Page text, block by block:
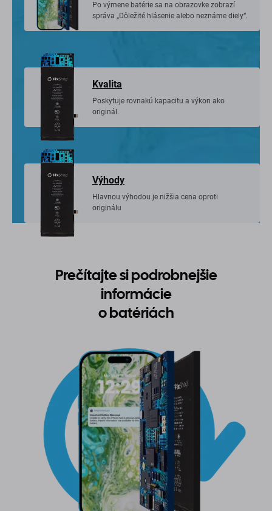
Po výmene batérie sa na obrazovke zobrazí
správa „Dôležité hlásenie alebo neznáme diely“.
Kvalita
Poskytuje rovnakú kapacitu a výkon ako
originál.
Výhody
Hlavnou výhodou je nižšia cena oproti
originálu
Prečítajte si podrobnejšie
informácie
o batériách